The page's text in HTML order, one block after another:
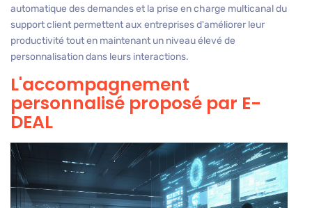
automatique des demandes et la prise en charge multicanal du
support client permettent aux entreprises d'améliorer leur
productivité tout en maintenant un niveau élevé de
personnalisation dans leurs interactions.
L'accompagnement
personnalisé proposé par E-
DEAL